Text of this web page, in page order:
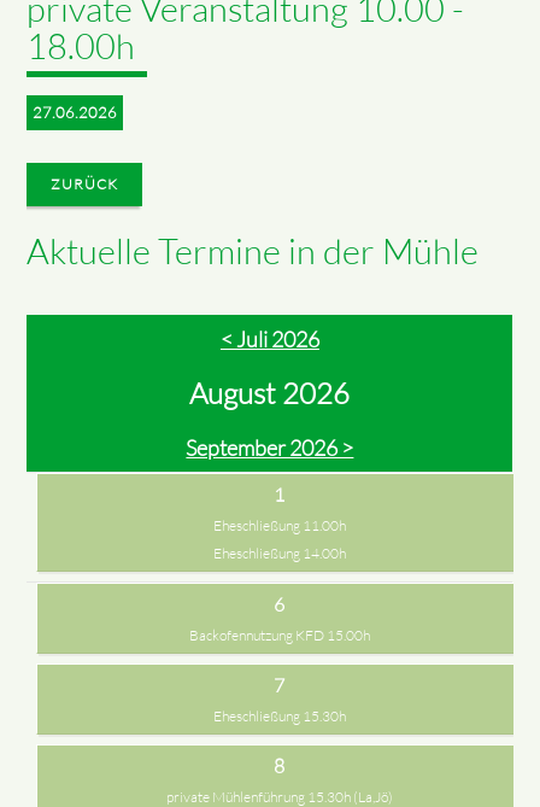
18.00h
27.06.2026
ZURÜCK
Aktuelle Termine in der Mühle
< Juli 2026
August 2026
September 2026 >
1
Eheschließung 11.00h
Eheschließung 14.00h
6
Backofennutzung KFD 15.00h
7
Eheschließung 15.30h
8
private Mühlenführung 15.30h (La,Jö)